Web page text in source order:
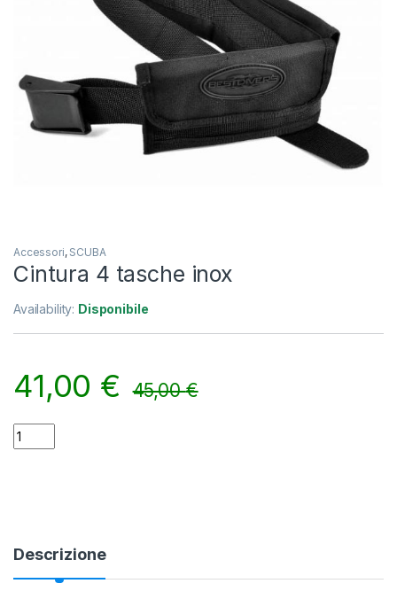
Accessori, SCUBA
Cintura 4 tasche inox
Availability: Disponibile
41,00 € 45,00€
Cintura 4 tasche inox quantity
Descrizione